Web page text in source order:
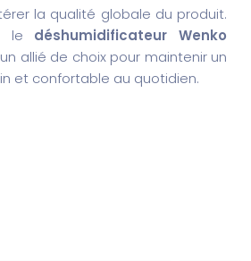
la qualité globale du produit.
le déshumidificateur Wenko
allié de choix pour maintenir un
et confortable au quotidien.